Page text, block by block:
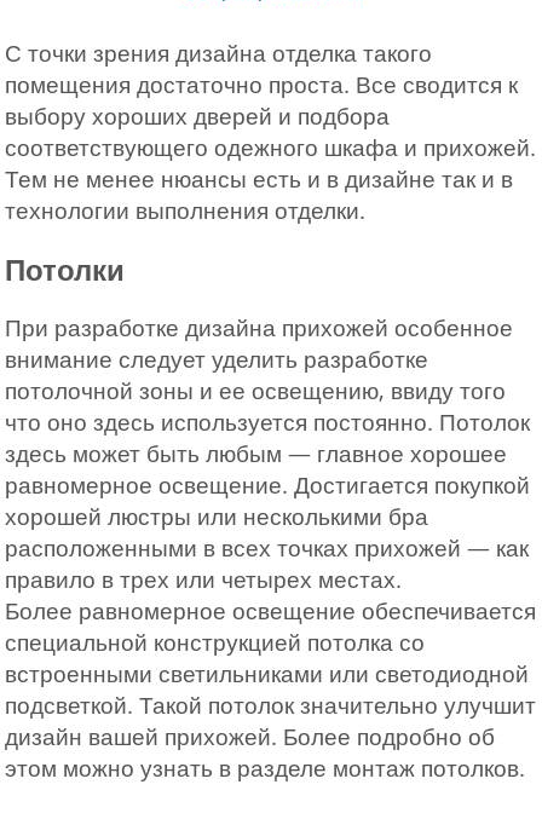
С точки зрения дизайна отделка такого
помещения достаточно проста. Все сводится к
выбору хороших дверей и подбора
соответствующего одежного шкафа и прихожей.
Тем не менее нюансы есть и в дизайне так и в
технологии выполнения отделки.
Потолки
При разработке дизайна прихожей особенное
внимание следует уделить разработке
потолочной зоны и ее освещению, ввиду того
что оно здесь используется постоянно. Потолок
здесь может быть любым — главное хорошее
равномерное освещение. Достигается покупкой
хорошей люстры или несколькими бра
расположенными в всех точках прихожей — как
правило в трех или четырех местах.
Более равномерное освещение обеспечивается
специальной конструкцией потолка со
встроенными светильниками или светодиодной
подсветкой. Такой потолок значительно улучшит
дизайн вашей прихожей. Более подробно об
этом можно узнать в разделе монтаж потолков.